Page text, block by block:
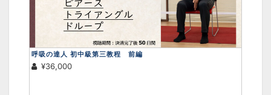
呼吸の達人 初中級第三教程 前編
¥36,000